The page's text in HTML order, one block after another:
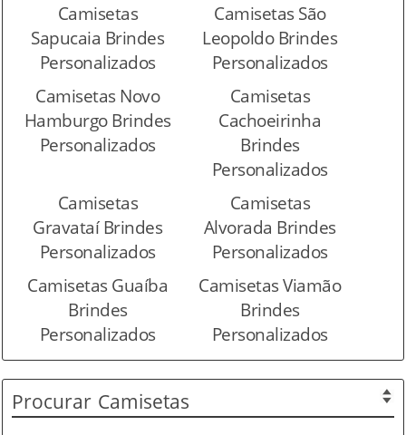
Camisetas
Sapucaia Brindes
Personalizados
Camisetas São
Leopoldo Brindes
Personalizados
Camisetas Novo
Hamburgo Brindes
Personalizados
Camisetas
Cachoeirinha
Brindes
Personalizados
Camisetas
Gravataí Brindes
Personalizados
Camisetas
Alvorada Brindes
Personalizados
Camisetas Guaíba
Brindes
Personalizados
Camisetas Viamão
Brindes
Personalizados
Procurar Camisetas